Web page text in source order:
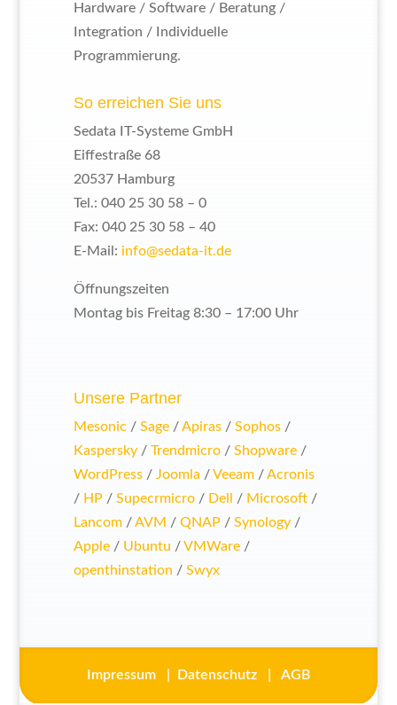
Hardware / Software / Beratung /
Integration / Individuelle
Programmierung.
So erreichen Sie uns
Sedata IT-Systeme GmbH
Eiffestraße 68
20537 Hamburg
Tel.: 040 25 30 58 – 0
Fax: 040 25 30 58 – 40
E-Mail: info@sedata-it.de
Öffnungszeiten
Montag bis Freitag 8:30 – 17:00 Uhr
Unsere Partner
Mesonic / Sage/Apiras/ Sophos/
Kaspersky/ Trendmicro/ Shopware/
WordPress/ Joomla /Veeam/Acronis
/ HP/ Supecrmicro/ Dell / Microsoft/
Lancom/AVM / QNAP/ Synology/
Apple/ Ubuntu /VMWare/
openthinstation / Swyx
Impressum| Datenschutz| AGB